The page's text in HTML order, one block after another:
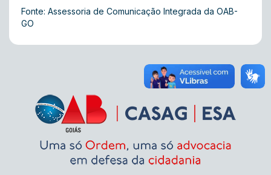
Fonte: Assessoria de Comunicação Integrada da OAB-
GO